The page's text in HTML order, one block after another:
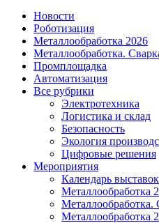
Новости
Роботизация
Металлообработка 2026
Металлообработка.
Промплощадка
Автоматизация
Все рубрики
Электротехника
Логистика и склад
Безопасность
Экология
Цифровые решения
Мероприятия
Календарь выставок
Металлообработка
Металлообработка.
Металлообработка